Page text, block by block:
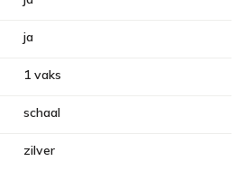
ja
1 vaks
schaal
zilver